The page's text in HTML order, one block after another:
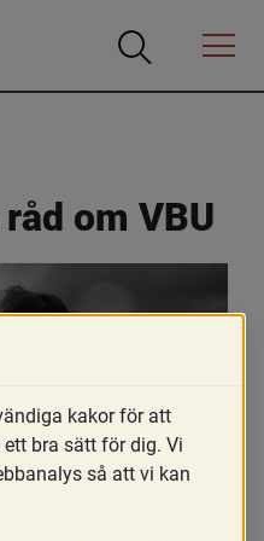
Öppna
Öppna
Menyn
om VBU
kakor för att
bra sätt för dig. Vi
så att vi kan